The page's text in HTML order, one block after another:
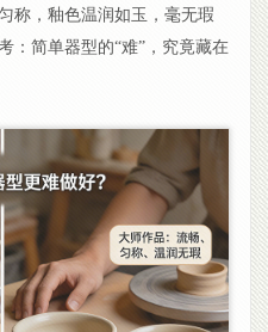
称，釉色温润如玉，毫无瑕
：简单器型的“难”，究竟藏在